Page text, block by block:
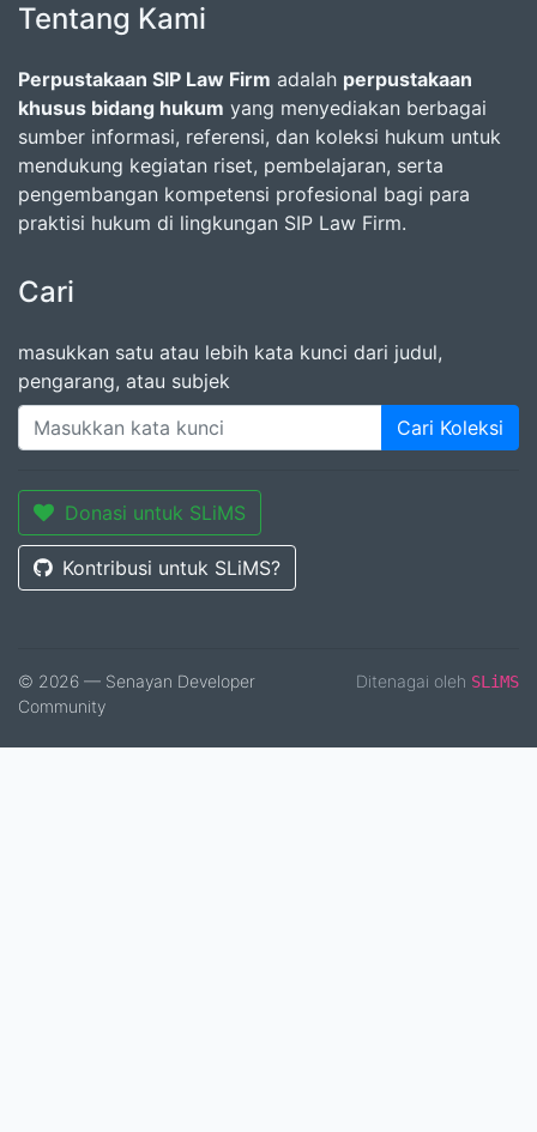
Tentang Kami
Perpustakaan SIP Law Firm adalah perpustakaan
khusus bidang hukum yang menyediakan berbagai
sumber informasi, referensi, dan koleksi hukum untuk
mendukung kegiatan riset, pembelajaran, serta
pengembangan kompetensi profesional bagi para
praktisi hukum di lingkungan SIP Law Firm.
Cari
masukkan satu atau lebih kata kunci dari judul,
pengarang, atau subjek
Cari Koleksi
Donasi untuk SLiMS
Kontribusi untuk SLiMS?
© 2026 — Senayan Developer
Community
Ditenagai oleh SLiMS